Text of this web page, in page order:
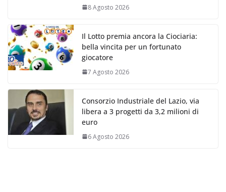
8 Agosto 2026
Il Lotto premia ancora la Ciociaria:
bella vincita per un fortunato
giocatore
7 Agosto 2026
Consorzio Industriale del Lazio, via
libera a 3 progetti da 3,2 milioni di
euro
6 Agosto 2026